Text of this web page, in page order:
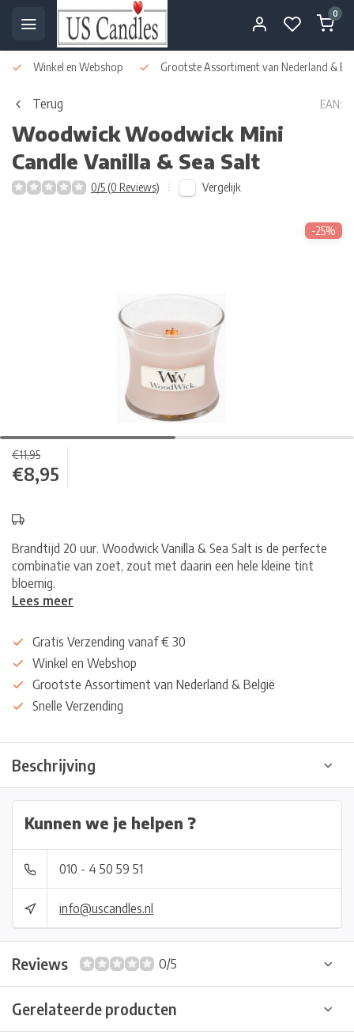
0
Winkel en Webshop Grootste Assortiment van Nederland &
Terug EAN:
WoodwickWoodwick Mini
Candle Vanilla & Sea Salt
0/5 (0 Reviews) Vergelijk
-25%
€11,95
€8,95
Brandtijd 20 uur. Woodwick Vanilla & Sea Salt is de perfecte
combinatie van zoet, zout met daarin een hele kleine tint
bloemig.
Lees meer
Gratis Verzending vanaf € 30
Winkel en Webshop
Grootste Assortiment van Nederland & België
Snelle Verzending
Beschrijving
Kunnen we je helpen ?
010 - 4 50 59 51
info@uscandles.nl
Reviews 0/5
Gerelateerde producten